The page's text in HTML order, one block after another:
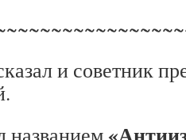
и советник
названием